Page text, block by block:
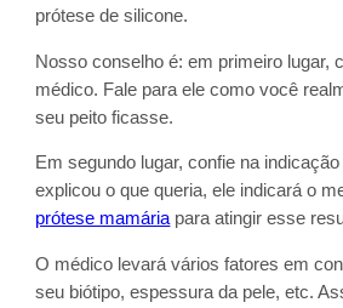
prótese de silicone.
Nosso conselho é: em primeiro lugar,
médico. Fale para ele como você
seu peito ficasse.
Em segundo lugar, confie na
explicou o que queria, ele indicará o
prótese mamáriapara atingir esse
O médico levará vários fatores em
seu biótipo, espessura da pele, etc.